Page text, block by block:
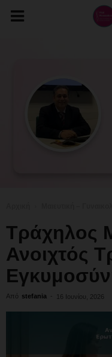
Τράχηλος
Ανοιχτός
Από stefania - 16 Ιουνίου, 2026